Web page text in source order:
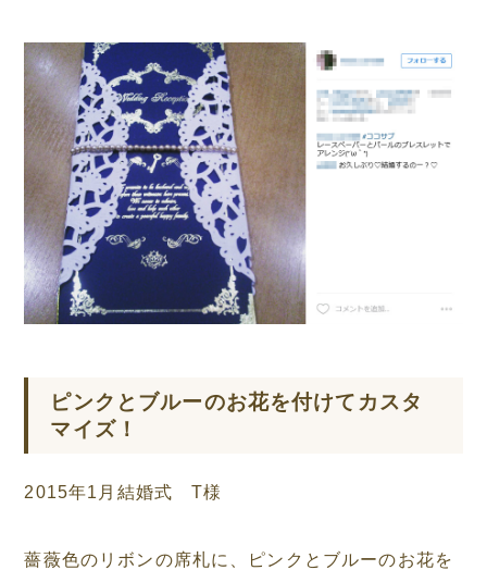
ピンクとブルーのお花を付けてカスタ
マイズ！
2015年1月結婚式 T様
薔薇色のリボンの席札に、ピンクとブルーのお花を